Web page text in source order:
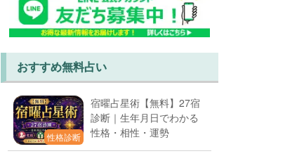
おすすめ無料占い
性格診断
宿曜占星術【無料】27宿
診断｜生年月日でわかる
性格・相性・運勢